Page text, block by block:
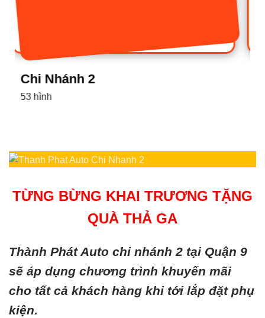
Chi Nhánh 1
16 hình
TỪNG BỪNG KHAI TRƯƠNG TẶNG
QUÀ THẢ GA
Thành Phát Auto chi nhánh 2 tại Quận 9
sẽ áp dụng chương trình khuyến mãi
cho tất cả khách hàng khi tới lắp đặt phụ
kiện.